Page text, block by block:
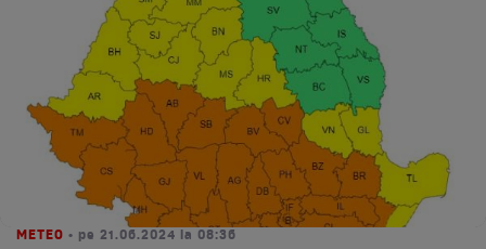
METEO • pe 21.06.2024 la 08:36